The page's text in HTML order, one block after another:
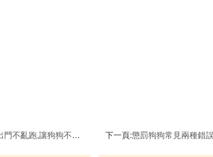
跑,讓狗狗不再害怕炮竹聲 下一頁:懲罰狗狗常見兩種錯誤方式,懲罰